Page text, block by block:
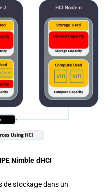
Nimble dHCI
de stockage dans un